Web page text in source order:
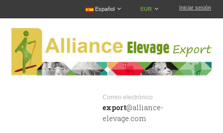
Iniciar sesión
EUR
Español
Correo electrónico
export@alliance-
elevage.com